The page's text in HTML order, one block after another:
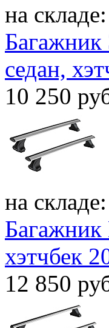
на
седан,
10 250
на
хэтчбек
12 850